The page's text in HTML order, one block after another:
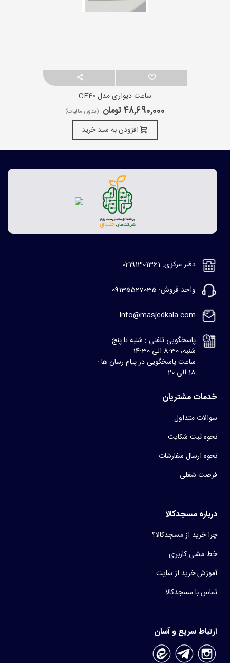
ساعت دیواری مدل CF40
48,690,000 تومان (بدون مالیات)
افزودن به سبد خرید
دفتر مرکزی: 02191301361
واحد فروش: 09135527035
Info@masjedkala.com
پاسخگویی تلفنی : شنبه تا پنج
شنبه، 8:30 الی 14:30
ساعت پاسخگویی در پیام رسان ها :
18 الی 20
خدمات مشتریان
سوالات متداول
نحوه ثبت شکایت
نحوه ارسال سفارشات
فرصت شغلی
درباره مسجدکالا
چرا خرید از مسجدکالا؟
خط مشی کاربری
آموزش خرید از سایت
تماس با مسجدکالا
ارتباط سریع و آسان